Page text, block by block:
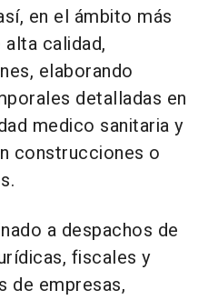
en el ámbito más
calidad,
elaborando
detalladas en
medico sanitaria y
construcciones o
a despachos de
fiscales y
de empresas,